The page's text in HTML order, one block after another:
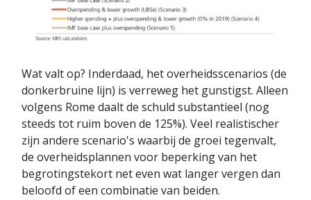
Wat valt op? Inderdaad, het overheidsscenarios (de
donkerbruine lijn) is verreweg het gunstigst. Alleen
volgens Rome daalt de schuld substantieel (nog
steeds tot ruim boven de 125%). Veel realistischer
zijn andere scenario's waarbij de groei tegenvalt,
de overheidsplannen voor beperking van het
begrotingstekort net even wat langer vergen dan
beloofd of een combinatie van beiden.